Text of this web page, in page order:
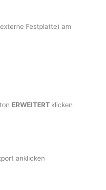
Festplatte) am
ERWEITERT klicken
anklicken